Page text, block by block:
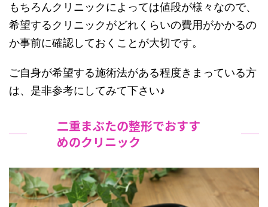
もちろんクリニックによっては値段が様々なので、
希望するクリニックがどれくらいの費用がかかるの
か事前に確認しておくことが大切です。
ご自身が希望する施術法がある程度きまっている方
は、是非参考にしてみて下さい♪
二重まぶたの整形でおすす
めのクリニック